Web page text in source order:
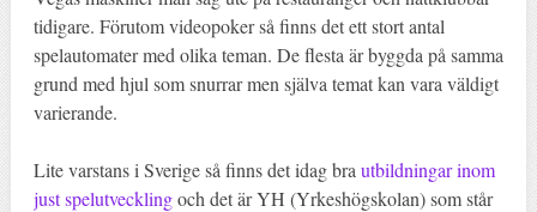
tidigare. Förutom videopoker så finns det ett stort antal
spelautomater med olika teman. De flesta är byggda på samma
grund med hjul som snurrar men själva temat kan vara väldigt
varierande.
Lite varstans i Sverige så finns det idag bra utbildningar inom
just spelutvecklingoch det är YH (Yrkeshögskolan) som står